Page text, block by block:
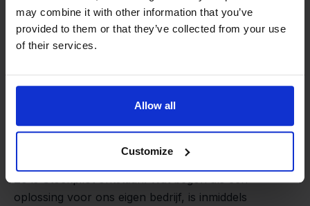
may combine it with other information that you’ve
provided to them or that they’ve collected from your use
of their services.
Allow all
Customize
We groeien gecontroleerd, zonder
investeerders of externe druk.
- Sander, Founder
Van retailer naar
softwarebouwer
Zo is Stockpilot ontstaan. Wat begon als een
oplossing voor ons eigen bedrijf, is inmiddels